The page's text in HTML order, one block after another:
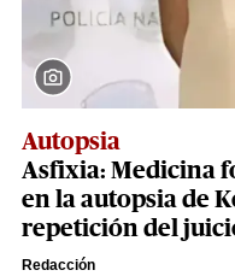
Autopsia
Asfixia: Medicina
en la autopsia de
repetición del
Redacción